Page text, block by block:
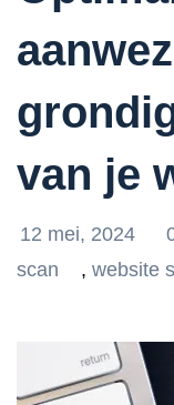
van je
12 mei, 2024
scan
, website